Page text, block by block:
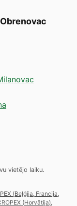
vietējo laiku.
(Beļģija, Francija,
(Horvātija)